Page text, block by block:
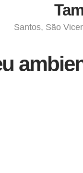
Santos, São